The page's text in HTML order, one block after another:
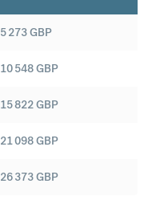
5 273GBP
10 548GBP
15 822GBP
21 098GBP
26 373GBP